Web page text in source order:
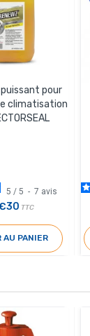
pour
climatisation
5 / 5 - 7 avis
TTC
PANIER